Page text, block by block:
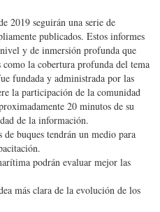
2019 seguirán una serie de
publicados. Estos informes
y de inmersión profunda que
como la cobertura profunda del tema
fundada y administrada por las
la participación de la comunidad
20 minutos de su
de la información.
buques tendrán un medio para
podrán evaluar mejor las
más clara de la evolución de los